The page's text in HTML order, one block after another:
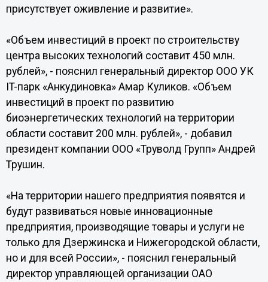
присутствует оживление и развитие».
«Объем инвестиций в проект по строительству
центра высоких технологий составит 450 млн.
рублей», - пояснил генеральный директор ООО УК
IT-парк «Анкудиновка» Амар Куликов. «Объем
инвестиций в проект по развитию
биоэнергетических технологий на территории
области составит 200 млн. рублей», - добавил
президент компании ООО «Труволд Групп» Андрей
Трушин.
«На территории нашего предприятия появятся и
будут развиваться новые инновационные
предприятия, производящие товары и услуги не
только для Дзержинска и Нижегородской области,
но и для всей России», - пояснил генеральный
директор управляющей организации ОАО